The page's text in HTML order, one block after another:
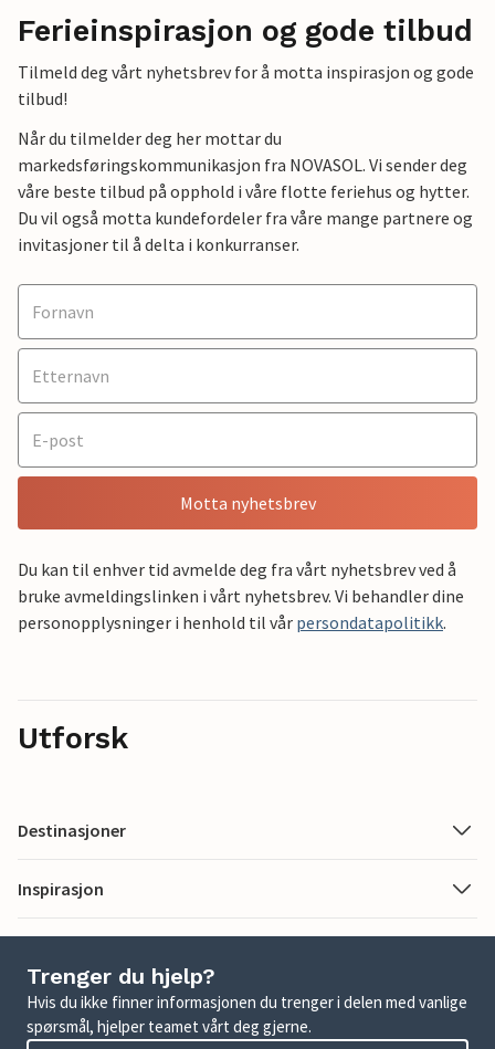
Ferieinspirasjon og gode tilbud
Tilmeld deg vårt nyhetsbrev for å motta inspirasjon og gode
tilbud!
Når du tilmelder deg her mottar du
markedsføringskommunikasjon fra NOVASOL. Vi sender deg
våre beste tilbud på opphold i våre flotte feriehus og hytter.
Du vil også motta kundefordeler fra våre mange partnere og
invitasjoner til å delta i konkurranser.
Motta nyhetsbrev
Du kan til enhver tid avmelde deg fra vårt nyhetsbrev ved å
bruke avmeldingslinken i vårt nyhetsbrev. Vi behandler dine
personopplysninger i henhold til vår persondatapolitikk.
Utforsk
Destinasjoner
Inspirasjon
Trenger du hjelp?
Hvis du ikke finner informasjonen du trenger i delen med vanlige
spørsmål, hjelper teamet vårt deg gjerne.